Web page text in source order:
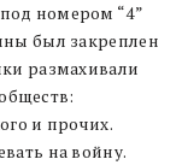
номером “4”
был закреплен
размахивали
и прочих.
на войну.